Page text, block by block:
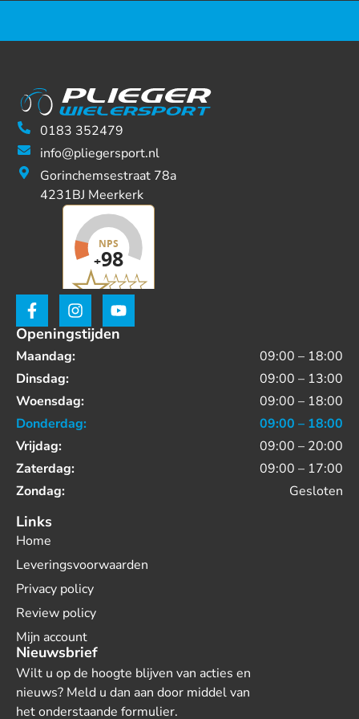
0183 352479
info@pliegersport.nl
Gorinchemsestraat 78a
4231BJ Meerkerk
Openingstijden
Maandag:
09:00 – 18:00
Dinsdag:
09:00 – 13:00
Woensdag:
09:00 – 18:00
Donderdag:
09:00 – 18:00
Vrijdag:
09:00 – 20:00
Zaterdag:
09:00 – 17:00
Zondag:
Gesloten
Links
Home
Leveringsvoorwaarden
Privacy policy
Review policy
Mijn account
Nieuwsbrief
Wilt u op de hoogte blijven van acties en
nieuws? Meld u dan aan door middel van
het onderstaande formulier.